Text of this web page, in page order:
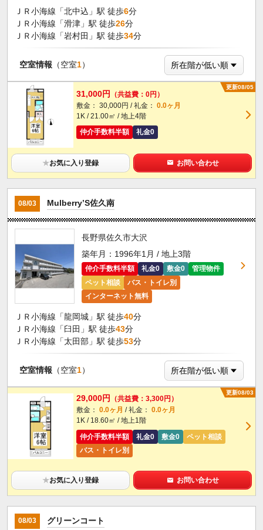
ＪＲ小海線「北中込」駅 徒歩6分
ＪＲ小海線「滑津」駅 徒歩26分
ＪＲ小海線「岩村田」駅 徒歩34分
空室情報 （空室1）
更新08/05
31,000円 （共益費：0円）
敷金： 30,000円 / 礼金： 0.0ヶ月
1K / 21.00㎡ / 地上4階
仲介手数料半額
礼金0
★お気に入り登録 お問い合わせ
08/03 Mulberry’S佐久南
長野県佐久市大沢
築年月：1996年1月 / 地上3階
仲介手数料半額 礼金0 敷金0
管理物件
ペット相談
バス・トイレ別
インターネット無料
ＪＲ小海線「龍岡城」駅 徒歩40分
ＪＲ小海線「臼田」駅 徒歩43分
ＪＲ小海線「太田部」駅 徒歩53分
空室情報 （空室1）
更新08/03
29,000円
（共益費：3,300円）
敷金： 0.0ヶ月 / 礼金： 0.0ヶ月
1K / 18.60㎡ / 地上1階
仲介手数料半額
礼金0 敷金0
ペット相談
バス・トイレ別
★お気に入り登録 お問い合わせ
08/03 グリーンコート